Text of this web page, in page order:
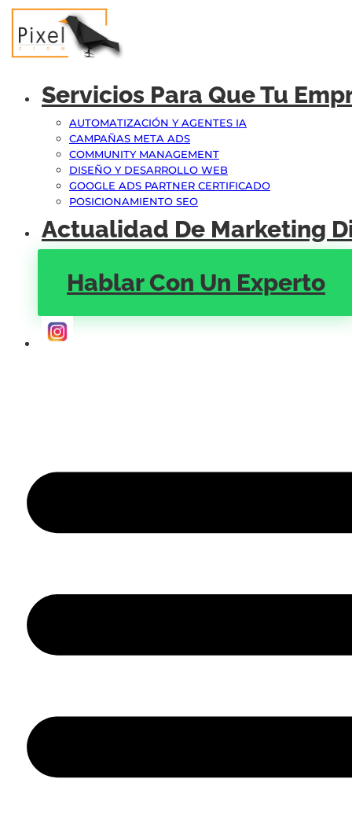
Servicios Para Que Tu
AUTOMATIZACIÓN Y AGENTES IA
CAMPAÑAS META ADS
COMMUNITY MANAGEMENT
DISEÑO Y DESARROLLO WEB
GOOGLE ADS PARTNER CERTIFICADO
POSICIONAMIENTO SEO
Actualidad De Marketing
Hablar Con Un Experto